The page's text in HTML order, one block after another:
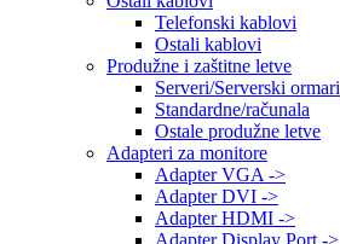
Telefonski kablovi
Ostali kablovi
Produžne i zaštitne letve
Serveri/Serverski ormari
Standardne/računala
Ostale produžne letve
Adapteri za monitore
Adapter VGA ->
Adapter DVI ->
Adapter HDMI ->
Adapter Display Port ->